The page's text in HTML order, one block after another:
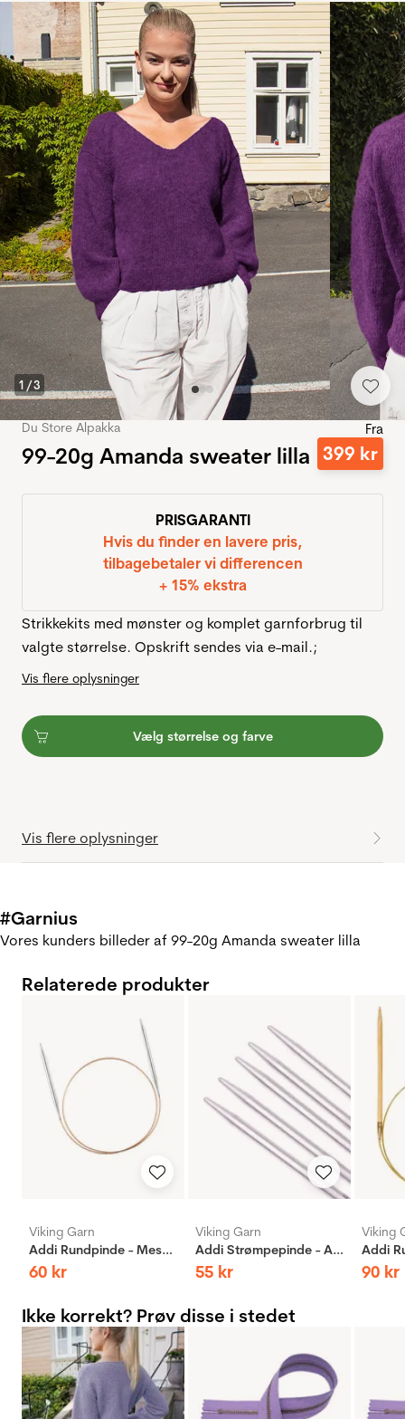
1 /3
Du Store Alpakka
99-20g Amanda sweater lilla
Fra
399 kr
PRISGARANTI
Hvis du finder en lavere pris,
tilbagebetaler vi differencen
+ 15% ekstra
Strikkekits med mønster og komplet garnforbrug til
valgte størrelse. Opskrift sendes via e-mail.;
Vis flere oplysninger
Vælg størrelse og farve
Vis flere oplysninger
#Garnius
Vores kunders billeder af 99-20g Amanda sweater lilla
Relaterede produkter
Viking Garn
Addi Rundpinde - Messing
60 kr
Viking Garn
Addi Strømpepinde - Aluminium
55 kr
Viking
90 kr
Ikke korrekt? Prøv disse i stedet